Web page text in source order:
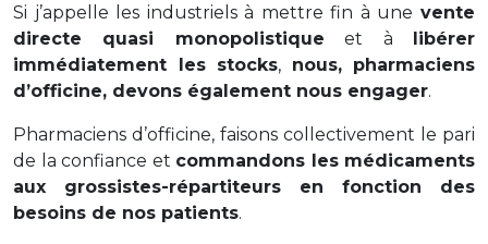
Si j’appelle les industriels à mettre fin à une vente
directe quasi monopolistique et à libérer
immédiatement les stocks, nous, pharmaciens
d’officine, devons également nous engager.
Pharmaciens d’officine, faisons collectivement le pari
de la confiance et commandons les médicaments
aux grossistes-répartiteurs en fonction des
besoins de nos patients.